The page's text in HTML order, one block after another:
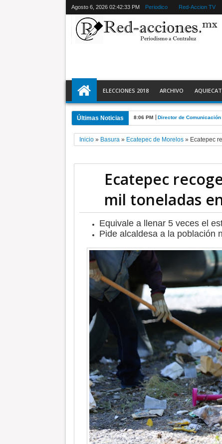
Agosto 6, 2026 02:42:34 PM Periodico Red-Accion TV
ELECCIONES 2018 ARCHIVO
Últimas Noticias 8:06 PM Director de
Inicio» Basura» Ecatepec de Morelos» Ecatepec
Ecatepec
mil toneladas
Equivale a llenar 5 veces el
Pide alcaldesa a la población